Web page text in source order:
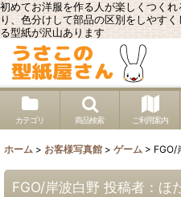
初めてお洋服を作る人が楽しくつく
り、色分けして部品の区別をしやす
る型紙が沢山あります
カテゴリ 商品検索 ご利用案内
ホーム > お客様写真館 > ゲーム > FGO/
FGO/岸波白野 投稿者：ほ